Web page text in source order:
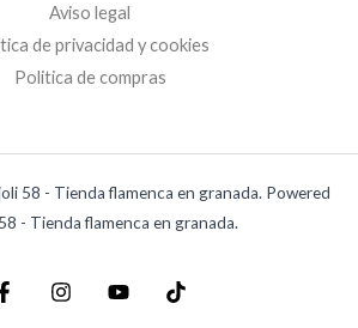
Aviso legal
de privacidad y cookies
Politica de compras
58 - Tienda flamenca en granada. Powered
- Tienda flamenca en granada.